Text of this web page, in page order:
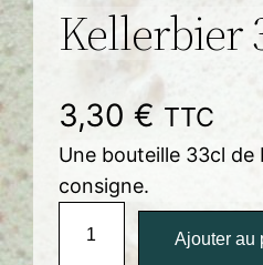
Kellerbier
3,30 € TTC
Une bouteille 33cl de
consigne.
Ajouter au